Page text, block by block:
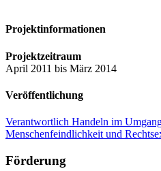
Projektinformationen
Projektzeitraum
April 2011 bis März 2014
Veröffentlichung
Verantwortlich Handeln im
Menschenfeindlichkeit und
Förderung